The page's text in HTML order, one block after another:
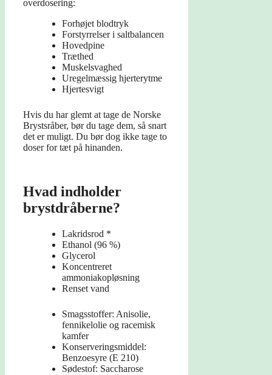
overdosering:
Forhøjet blodtryk
Forstyrrelser i saltbalancen
Hovedpine
Træthed
Muskelsvaghed
Uregelmæssig hjerterytme
Hjertesvigt
Hvis du har glemt at tage de Norske
Brystsråber, bør du tage dem, så snart
det er muligt. Du bør dog ikke tage to
doser for tæt på hinanden.
Hvad indholder
brystdråberne?
Lakridsrod *
Ethanol (96 %)
Glycerol
Koncentreret
ammoniakopløsning
Renset vand
Smagsstoffer: Anisolie,
fennikelolie og racemisk
kamfer
Konserveringsmiddel:
Benzoesyre (E 210)
Sødestof: Saccharose